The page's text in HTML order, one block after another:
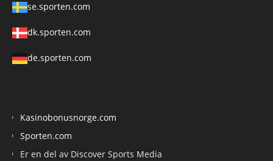
se.sporten.com
dk.sporten.com
de.sporten.com
Kasinobonusnorge.com
Sporten.com
Er en del av Discover Sports Media